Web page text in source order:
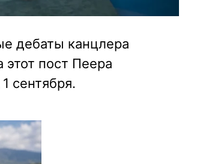
дебаты канцлера
пост Пеера
сентября.